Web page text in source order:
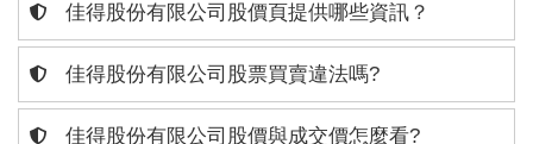
佳得股份有限公司股價頁提供哪些資訊？
佳得股份有限公司股票買賣違法嗎?
佳得股份有限公司股價與成交價怎麼看?